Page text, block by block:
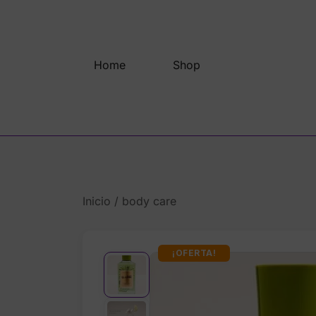
Home
Shop
Inicio / body care
¡OFERTA!